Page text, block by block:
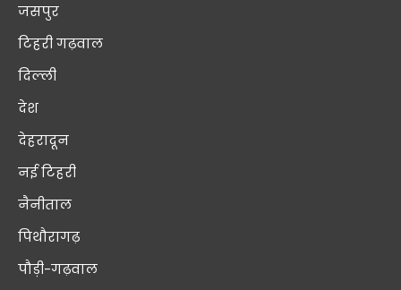
जसपुर
टिहरी गढ़वाल
दिल्ली
देश
देहरादून
नई टिहरी
नैनीताल
पिथौरागढ़
पौड़ी-गढ़वाल